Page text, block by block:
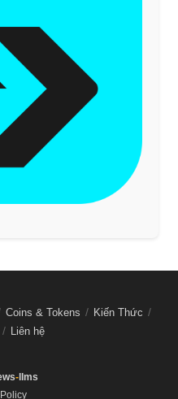
Coins & Tokens
Kiến Thức
Liên hệ
-llms